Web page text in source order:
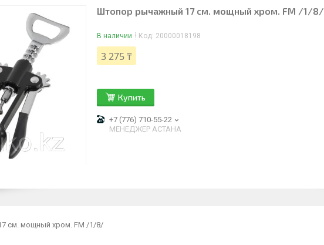
Штопор рычажный 17 см. мощный хром. FM /1/8/
В наличии Код: 20000018198
3 275 ₸
Купить
+7 (776) 710-55-22
МЕНЕДЖЕР АСТАНА
см. мощный хром. FM /1/8/